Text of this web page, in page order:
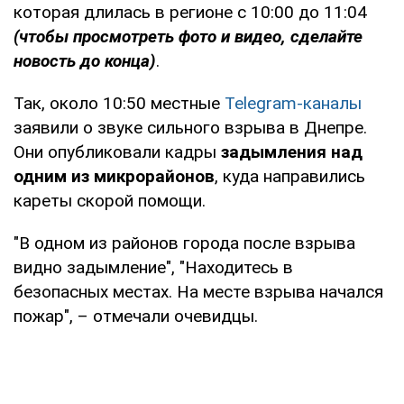
которая длилась в регионе с 10:00 до 11:04
(чтобы просмотреть фото и видео, сделайте
новость до конца).
Так, около 10:50 местные Telegram-каналы
заявили о звуке сильного взрыва в Днепре.
Они опубликовали кадры задымления над
одним из микрорайонов, куда направились
кареты скорой помощи.
"В одном из районов города после взрыва
видно задымление", "Находитесь в
безопасных местах. На месте взрыва начался
пожар", – отмечали очевидцы.